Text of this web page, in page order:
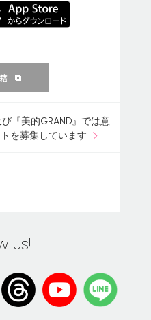
『美的GRAND』では意
を募集しています
us!